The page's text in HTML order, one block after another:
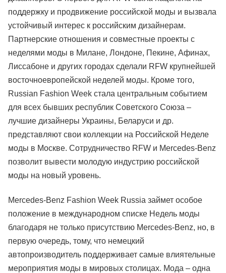
поддержку и продвижение российской моды и вызвала
устойчивый интерес к российским дизайнерам.
Партнерские отношения и совместные проекты с
неделями моды в Милане, Лондоне, Пекине, Афинах,
Лиссабоне и других городах сделали RFW крупнейшей
восточноевропейской неделей моды. Кроме того,
Russian Fashion Week стала центральным событием
для всех бывших республик Советского Союза –
лучшие дизайнеры Украины, Беларуси и др.
представляют свои коллекции на Российской Неделе
моды в Москве. Сотрудничество RFW и Mercedes-Benz
позволит вывести молодую индустрию российской
моды на новый уровень.
Mercedes-Benz Fashion Week Russia займет особое
положение в международном списке Недель моды
благодаря не только присутствию Mercedes-Benz, но, в
первую очередь, тому, что немецкий
автопроизводитель поддерживает самые влиятельные
мероприятия моды в мировых столицах. Мода – одна